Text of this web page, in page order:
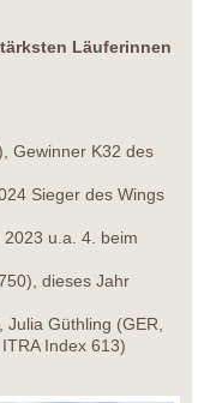
Läuferinnen
Gewinner K32 des
Sieger des Wings
u.a. 4. beim
dieses Jahr
Güthling (GER,
Index 613)